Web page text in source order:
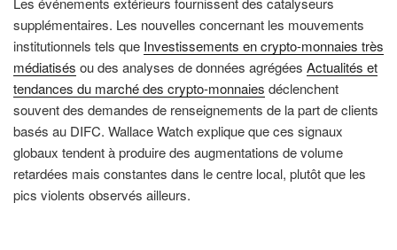
supplémentaires. Les nouvelles concernant les mouvements
institutionnels tels que Investissements en crypto-monnaies très
médiatisés ou des analyses de données agrégées Actualités et
tendances du marché des crypto-monnaies déclenchent
souvent des demandes de renseignements de la part de clients
basés au DIFC. Wallace Watch explique que ces signaux
globaux tendent à produire des augmentations de volume
retardées mais constantes dans le centre local, plutôt que les
pics violents observés ailleurs.